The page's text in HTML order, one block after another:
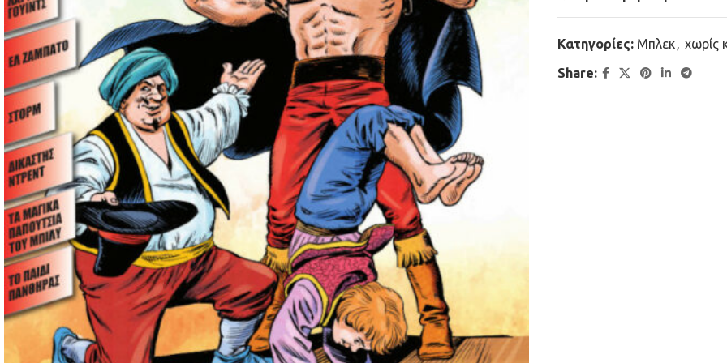
Κατηγορίες: Μπλεκ, χωρίς
Share: